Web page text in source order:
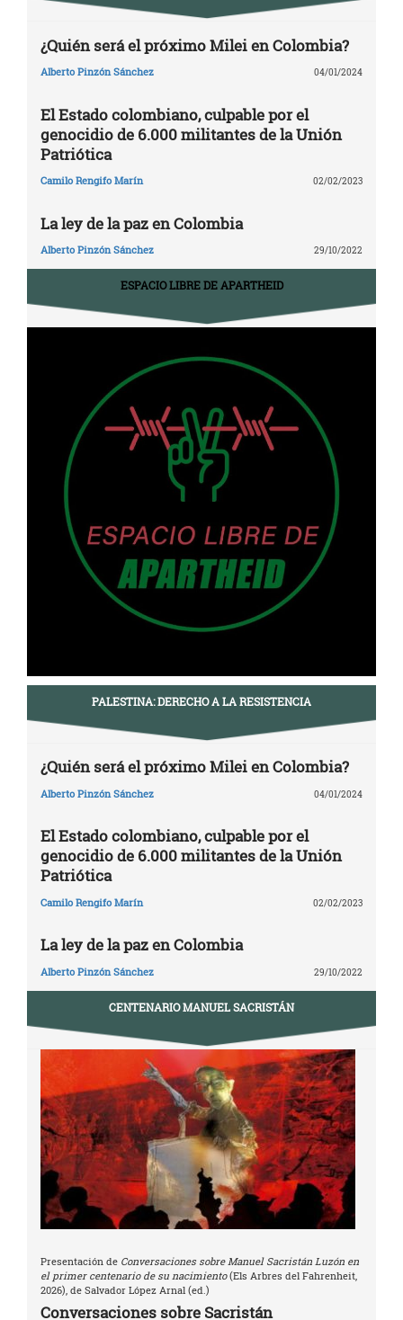
¿Quién será el próximo Milei en Colombia?
Alberto Pinzón Sánchez 04/01/2024
El Estado colombiano, culpable por el
genocidio de 6.000 militantes de la Unión
Patriótica
Camilo Rengifo Marín 02/02/2023
La ley de la paz en Colombia
Alberto Pinzón Sánchez 29/10/2022
ESPACIO LIBRE DE APARTHEID
PALESTINA: DERECHO A LA RESISTENCIA
¿Quién será el próximo Milei en Colombia?
Alberto Pinzón Sánchez 04/01/2024
El Estado colombiano, culpable por el
genocidio de 6.000 militantes de la Unión
Patriótica
Camilo Rengifo Marín 02/02/2023
La ley de la paz en Colombia
Alberto Pinzón Sánchez 29/10/2022
CENTENARIO MANUEL SACRISTÁN
Presentación de Conversaciones sobre Manuel Sacristán Luzón en
el primer centenario de su nacimiento(Els Arbres del Fahrenheit,
2026), de Salvador López Arnal (ed.)
Conversaciones sobre Sacristán